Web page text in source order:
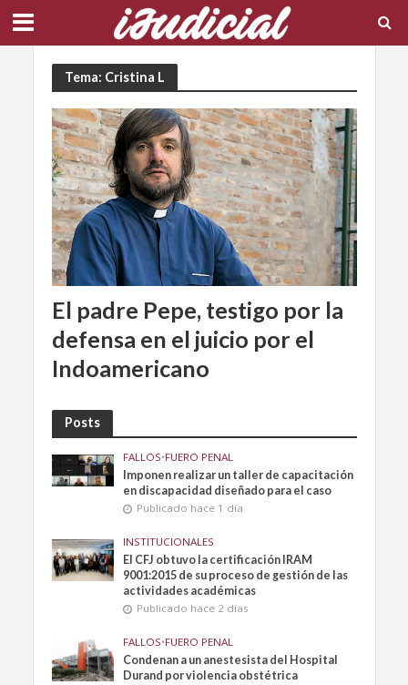
Tema: Cristina L
El padre Pepe, testigo por la
defensa en el juicio por el
Indoamericano
Posts
FALLOS•FUERO PENAL
Imponen realizar un taller de capacitación
en discapacidad diseñado para el caso
Publicado hace 1 día
INSTITUCIONALES
El CFJ obtuvo la certificación IRAM
9001:2015 de su proceso de gestión de las
actividades académicas
Publicado hace 2 días
FALLOS•FUERO PENAL
Condenan a un anestesista del Hospital
Durand por violencia obstétrica